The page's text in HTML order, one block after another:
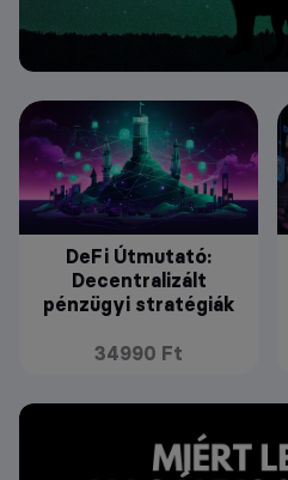
DeFi Útmutató:
Decentralizált
pénzügyi stratégiák
34990 Ft